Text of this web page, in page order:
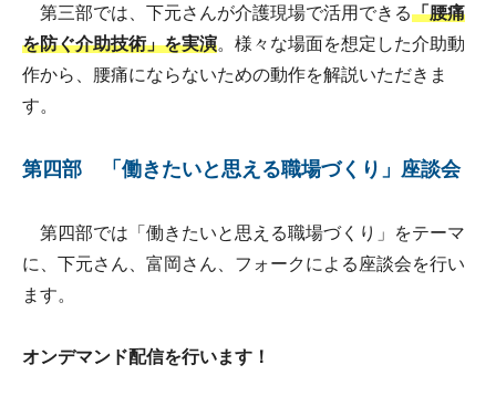
第三部では、下元さんが介護現場で活用できる「腰痛
を防ぐ介助技術」を実演。様々な場面を想定した介助動
作から、腰痛にならないための動作を解説いただきま
す。
第四部 「働きたいと思える職場づくり」座談会
第四部では「働きたいと思える職場づくり」をテーマ
に、下元さん、富岡さん、フォークによる座談会を行い
ます。
オンデマンド配信を行います！